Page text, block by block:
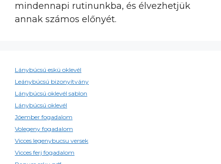
mindennapi rutinunkba, és élvezhetjük
annak számos előnyét.
Lánybúcsú eskü oklevél
Leánybúcsú bizonyítvány
Lánybúcsú oklevél sablon
Lánybúcsú oklevél
Jóember fogadalom
Volegeny fogadalom
Vicces legenybucsu versek
Vicces ferj fogadalom